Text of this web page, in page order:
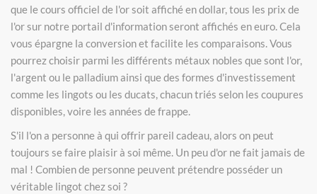
que le cours officiel de l'or soit affiché en dollar, tous les prix de
l'or sur notre portail d'information seront affichés en euro. Cela
vous épargne la conversion et facilite les comparaisons. Vous
pourrez choisir parmi les différents métaux nobles que sont l'or,
l'argent ou le palladium ainsi que des formes d'investissement
comme les lingots ou les ducats, chacun triés selon les coupures
disponibles, voire les années de frappe.
S'il l'on a personne à qui offrir pareil cadeau, alors on peut
toujours se faire plaisir à soi même. Un peu d'or ne fait jamais de
mal ! Combien de personne peuvent prétendre posséder un
véritable lingot chez soi ?